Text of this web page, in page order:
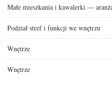
Małe mieszkania i kawalerki —
Podział stref i funkcji we wnętrzu
Wnętrze
Wnętrze